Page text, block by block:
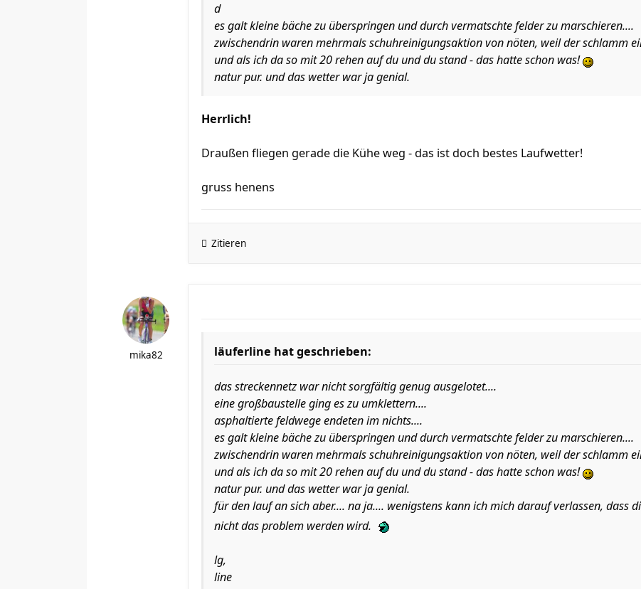
d
es galt kleine bäche zu überspringen und durch vermatschte felder zu marschieren....
zwischendrin waren mehrmals schuhreinigungsaktion von nöten, weil der schlamm
und als ich da so mit 20 rehen auf du und du stand - das hatte schon was!
natur pur. und das wetter war ja genial.
Herrlich!
Draußen fliegen gerade die Kühe weg - das ist doch bestes Laufwetter!
gruss henens
Zitieren
mika82 läuferline hat geschrieben:
das streckennetz war nicht sorgfältig genug ausgelotet....
eine großbaustelle ging es zu umklettern....
asphaltierte feldwege endeten im nichts....
es galt kleine bäche zu überspringen und durch vermatschte felder zu marschieren....
zwischendrin waren mehrmals schuhreinigungsaktion von nöten, weil der schlamm
und als ich da so mit 20 rehen auf du und du stand - das hatte schon was!
natur pur. und das wetter war ja genial.
für den lauf an sich aber.... na ja.... wenigstens kann ich mich darauf verlassen, dass
nicht das problem werden wird.
lg,
line